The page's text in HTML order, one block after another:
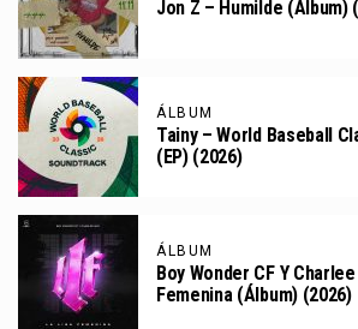
Jon Z – Humilde (Álbum)
ÁLBUM
Tainy – World Baseball
(EP) (2026)
ÁLBUM
Boy Wonder CF Y
Femenina (Álbum) (2026)